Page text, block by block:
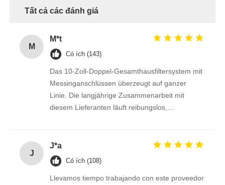
Tất cả các đánh giá
M
M*t
Có ích (143)
Das 10-Zoll-Doppel-Gesamthausfiltersystem mit
Messinganschlüssen überzeugt auf ganzer
Linie. Die langjährige Zusammenarbeit mit
diesem Lieferanten läuft reibungslos,
J
J*a
Có ích (108)
Llevamos tiempo trabajando con este proveedor